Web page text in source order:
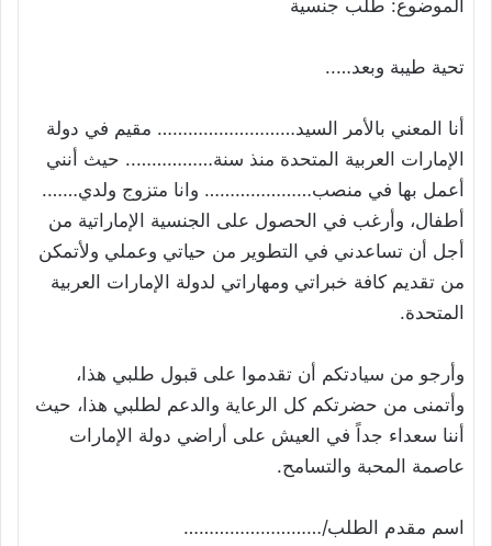
الموضوع: طلب جنسية
تحية طيبة وبعد…..
أنا المعني بالأمر السيد……………………… مقيم في دولة
الإمارات العربية المتحدة منذ سنة…………….. حيث أنني
أعمل بها في منصب………………… وانا متزوج ولدي…….
أطفال، وأرغب في الحصول على الجنسية الإماراتية من
أجل أن تساعدني في التطوير من حياتي وعملي ولأتمكن
من تقديم كافة خبراتي ومهاراتي لدولة الإمارات العربية
المتحدة.
وأرجو من سيادتكم أن تقدموا على قبول طلبي هذا،
وأتمنى من حضرتكم كل الرعاية والدعم لطلبي هذا، حيث
أننا سعداء جداً في العيش على أراضي دولة الإمارات
عاصمة المحبة والتسامح.
اسم مقدم الطلب/………………………